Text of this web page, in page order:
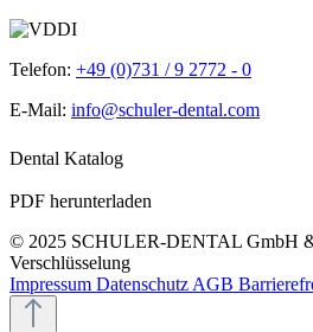
Telefon: +49 (0)731 / 9 2772 - 0
E-Mail: info@schuler-dental.com
Dental Katalog
PDF herunterladen
© 2025 SCHULER-DENTAL GmbH
Verschlüsselung
Impressum Datenschutz AGB